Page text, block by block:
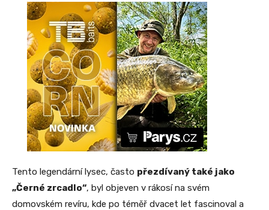
Tento legendární lysec, často přezdívaný také jako
„Černé zrcadlo“, byl objeven v rákosí na svém
domovském revíru, kde po téměř dvacet let fascinoval a